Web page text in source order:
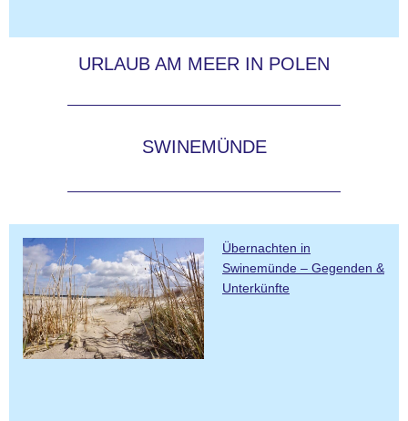
URLAUB AM MEER IN POLEN
SWINEMÜNDE
Übernachten in
Swinemünde – Gegenden &
Unterkünfte